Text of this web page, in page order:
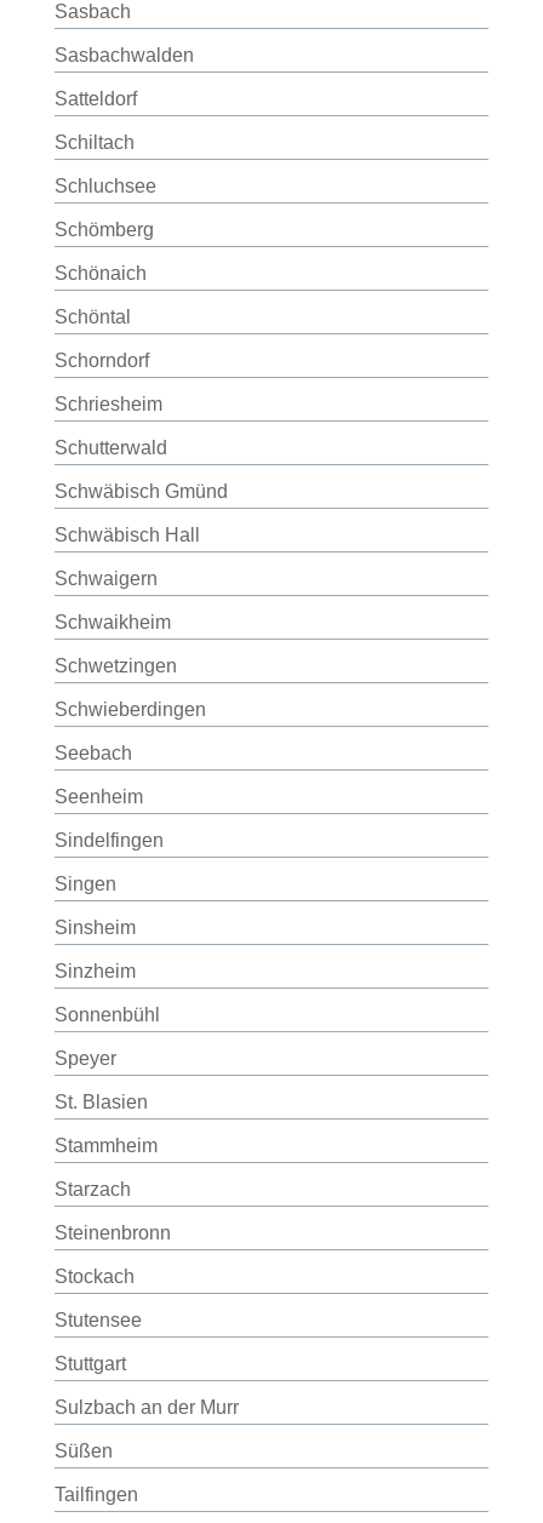
Sasbach
Sasbachwalden
Satteldorf
Schiltach
Schluchsee
Schömberg
Schönaich
Schöntal
Schorndorf
Schriesheim
Schutterwald
Schwäbisch Gmünd
Schwäbisch Hall
Schwaigern
Schwaikheim
Schwetzingen
Schwieberdingen
Seebach
Seenheim
Sindelfingen
Singen
Sinsheim
Sinzheim
Sonnenbühl
Speyer
St. Blasien
Stammheim
Starzach
Steinenbronn
Stockach
Stutensee
Stuttgart
Sulzbach an der Murr
Süßen
Tailfingen